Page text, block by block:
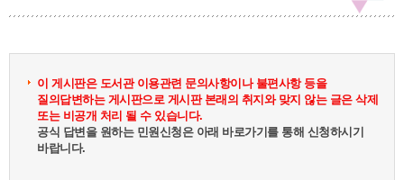
이 게시판은 도서관 이용관련 문의사항이나 불편사항 등을
질의답변하는 게시판으로 게시판 본래의 취지와 맞지 않는 글은 삭제
또는 비공개 처리 될 수 있습니다.
공식 답변을 원하는 민원신청은 아래 바로가기를 통해 신청하시기
바랍니다.